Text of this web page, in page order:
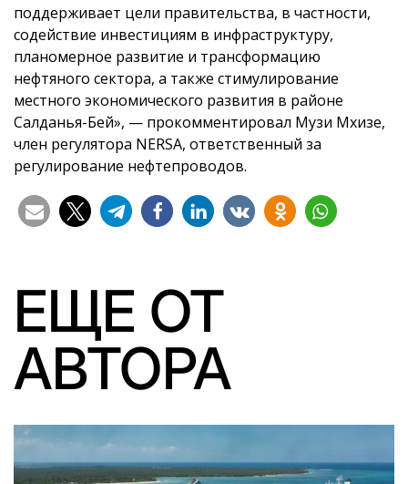
поддерживает цели правительства, в частности,
содействие инвестициям в инфраструктуру,
планомерное развитие и трансформацию
нефтяного сектора, а также стимулирование
местного экономического развития в районе
Салданья-Бей», — прокомментировал Музи Мхизе,
член регулятора NERSA, ответственный за
регулирование нефтепроводов.
ЕЩЕ ОТ
АВТОРА